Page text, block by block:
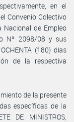
en el
Convenio Colectivo
Nacional de Empleo
Nº 2098/08 y sus
(180) días
de la respectiva
de la presente
específicas de la
DE MINISTROS,